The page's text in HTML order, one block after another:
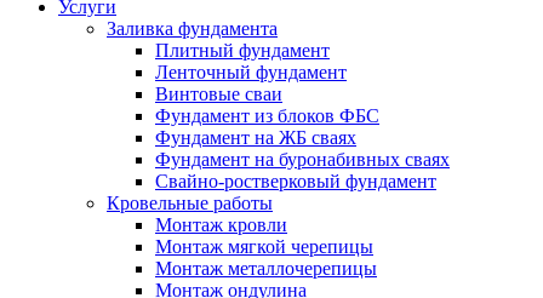
Услуги
Заливка фундамента
Плитный фундамент
Ленточный фундамент
Винтовые сваи
Фундамент из блоков ФБС
Фундамент на ЖБ сваях
Фундамент на буронабивных сваях
Свайно-ростверковый фундамент
Кровельные работы
Монтаж кровли
Монтаж мягкой черепицы
Монтаж металлочерепицы
Монтаж ондулина